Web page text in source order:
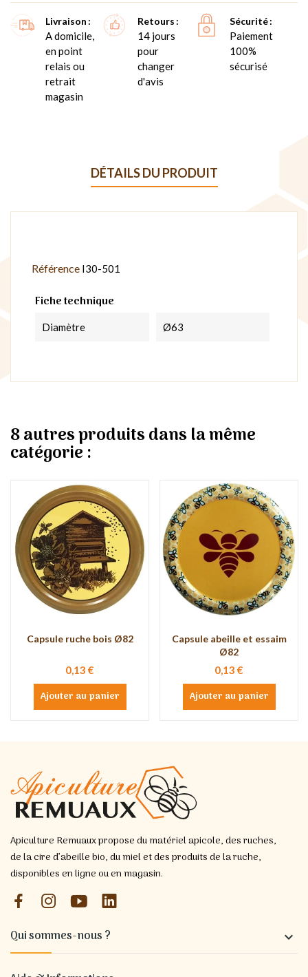
Livraison
A domicile,
en point
relais ou
retrait
magasin
Retours
14 jours
pour
changer
d'avis
Sécurité
Paiement
100%
sécurisé
DÉTAILS DU PRODUIT
Référence I30-501
Fiche technique
Diamètre Ø63
8 autres produits dans la même
catégorie :
Capsule ruche bois Ø82
0,13 €
Ajouter au panier
Capsule abeille et essaim
Ø82
0,13 €
Ajouter au panier
Apiculture Remuaux propose du matériel apicole, des ruches,
de la cire d’abeille bio, du miel et des produits de la ruche,
disponibles en ligne ou en magasin.
Qui sommes-nous ? 